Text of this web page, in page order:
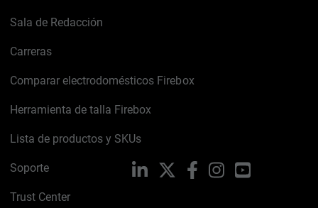
Sala de Redacción
Carreras
Comparar electrodomésticos Firebox
Herramienta de talla Firebox
Lista de productos y SKUs
Soporte
Trust Center
LinkedIn FacebookInstagramYouTube